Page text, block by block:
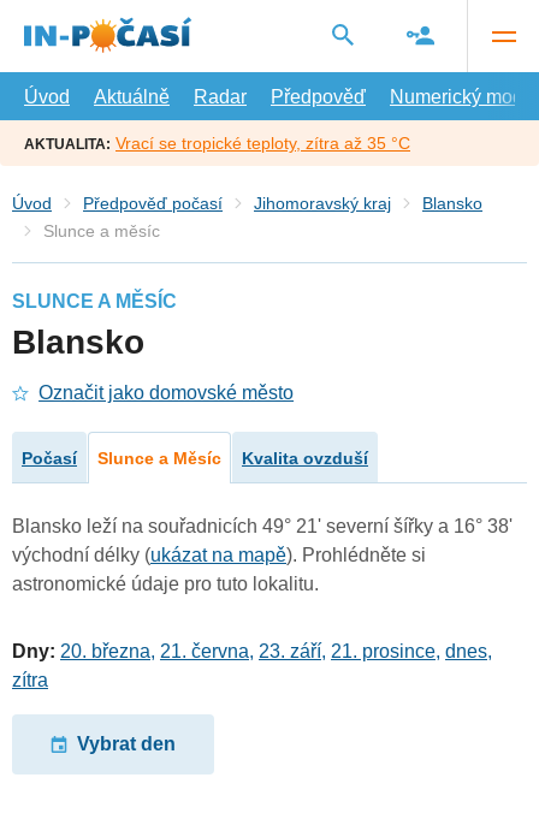
hlavní
Úvod
Aktuálně Radar Předpověď Numerický model
AKTUALITA: Vrací se tropické teploty, zítra až 35 °C
Úvod Předpověď počasí Jihomoravský kraj
Blansko
Slunce a měsíc
SLUNCE A MĚSÍC
Blansko
Označit jako domovské město
Počasí Slunce a Měsíc Kvalita ovzduší
Blansko leží na souřadnicích 49° 21' severní šířky a 16° 38'
východní délky (ukázat na mapě). Prohlédněte si
astronomické údaje pro tuto lokalitu.
Dny: 20. března, 21. června, 23. září, 21. prosince, dnes,
zítra
Vybrat den